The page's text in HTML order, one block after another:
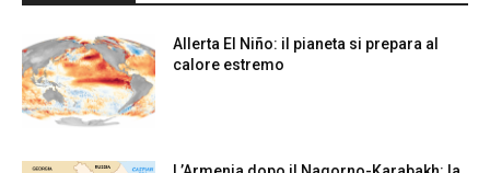
Allerta El Niño: il pianeta si prepara al
calore estremo